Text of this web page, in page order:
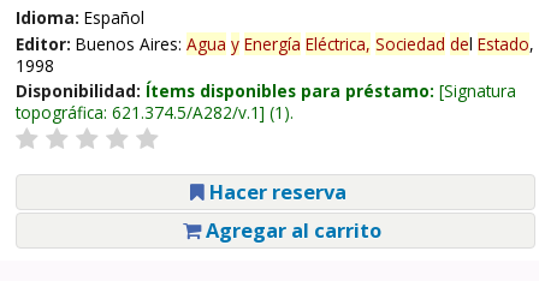
Idioma: Español
Editor: Buenos Aires: Agua y Energía Eléctrica, Sociedad del Estado,
1998
Disponibilidad: Ítems disponibles para préstamo: Signatura
topográfica: 621.374.5/A282/v.1 (1).
Hacer reserva
Agregar al carrito